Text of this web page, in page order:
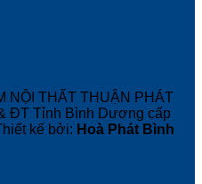
NỘI THẤT THUẬN PHÁT
ĐT Tỉnh Bình Dương cấp
kế bởi: Hoà Phát Bình